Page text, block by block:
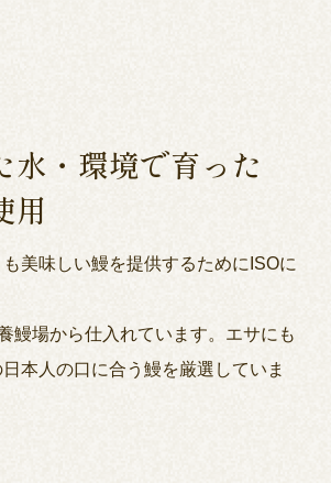
水・環境で育った
用
美味しい鰻を提供するためにISOに
鰻場から仕入れています。エサにも
本人の口に合う鰻を厳選していま